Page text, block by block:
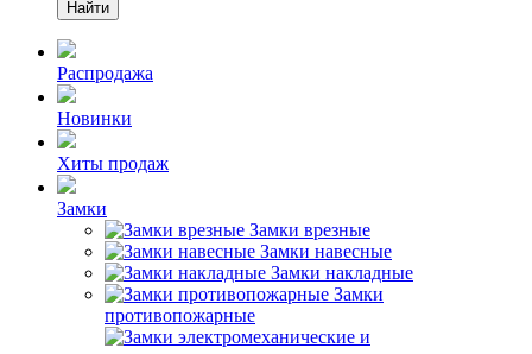
Найти
Распродажа
Новинки
Хиты продаж
Замки
Замки врезные
Замки навесные
Замки накладные
Замки
противопожарные